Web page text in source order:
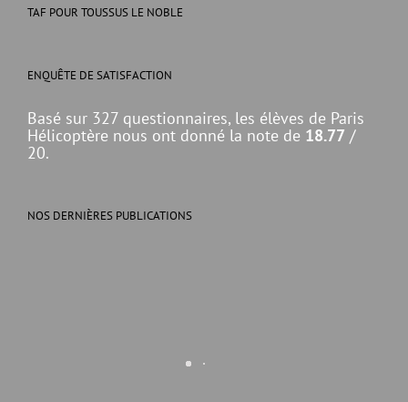
TAF POUR TOUSSUS LE NOBLE
ENQUÊTE DE SATISFACTION
Basé sur 327 questionnaires, les élèves de Paris
Hélicoptère nous ont donné la note de 18.77 /
20.
NOS DERNIÈRES PUBLICATIONS